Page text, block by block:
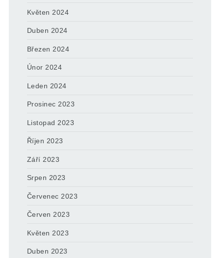
Květen 2024
Duben 2024
Březen 2024
Únor 2024
Leden 2024
Prosinec 2023
Listopad 2023
Říjen 2023
Září 2023
Srpen 2023
Červenec 2023
Červen 2023
Květen 2023
Duben 2023